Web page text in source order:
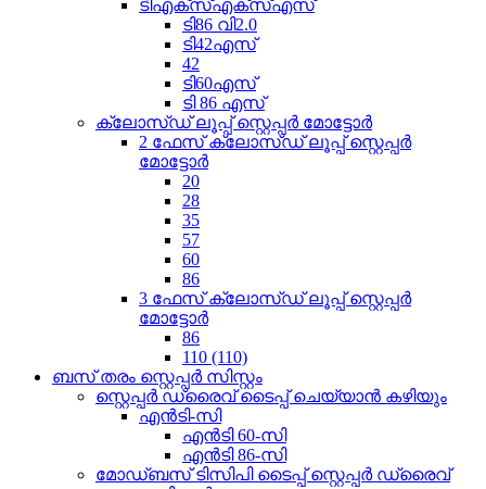
ടിഎക്സ്എക്സ്എസ്
ടി86 വി2.0
ടി42എസ്
42
ടി60എസ്
ടി 86 എസ്
ക്ലോസ്ഡ് ലൂപ്പ് സ്റ്റെപ്പർ മോട്ടോർ
2 ഫേസ് ക്ലോസ്ഡ് ലൂപ്പ് സ്റ്റെപ്പർ
മോട്ടോർ
20
28
35
57
60
86
3 ഫേസ് ക്ലോസ്ഡ് ലൂപ്പ് സ്റ്റെപ്പർ
മോട്ടോർ
86
110 (110)
ബസ് തരം സ്റ്റെപ്പർ സിസ്റ്റം
സ്റ്റെപ്പർ ഡ്രൈവ് ടൈപ്പ് ചെയ്യാൻ കഴിയും
എൻ‌ടി-സി
എൻ‌ടി 60-സി
എൻ‌ടി 86-സി
മോഡ്ബസ് ടിസിപി ടൈപ്പ് സ്റ്റെപ്പർ ഡ്രൈവ്